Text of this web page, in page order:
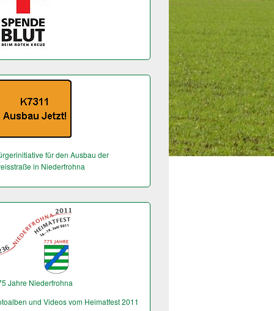
für den Ausbau der
in Niederfrohna
Jahre Niederfrohna
und Videos vom Heimatfest 2011